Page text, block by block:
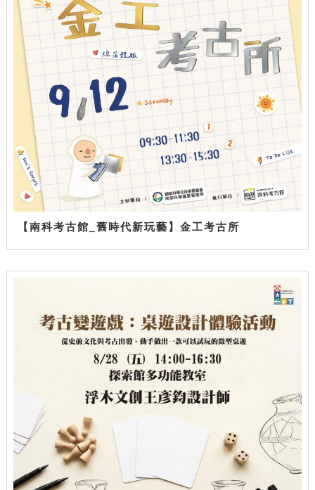
【南科考古館_舊時代新玩藝】金工考古所